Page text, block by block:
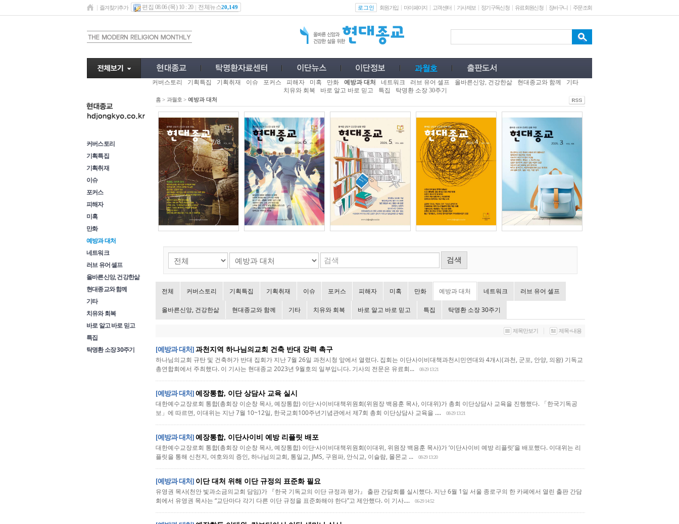
즐겨찾기추가 편집 08.06 (목) 10 : 20 전체뉴스20,149 로그인 회원가입 마이페이지 고객센터 기사제보 정기구독신청 유료회원신청 장바구니 주문조회
커버스토리 기획특집 기획취재 이슈 포커스 피해자 미혹 만화 예방과 대처 네트워크 러브 유어 셀프 올바른신앙, 건강한삶 현대종교와 함께
기타
치유와 회복
바로 알고 바로 믿고 특집 탁명환 소장 30주기
커버스토리
기획특집
기획취재
이슈
포커스
피해자
미혹
만화
예방과 대처
네트워크
러브 유어 셀프
올바른신앙, 건강한삶
현대종교와 함께
기타
치유와 회복
바로 알고 바로 믿고
특집
탁명환 소장 30주기
홈 > 과월호 > 예방과 대처
검색
전체 커버스토리 기획특집 기획취재 이슈 포커스 피해자 미혹 만화 예방과 대처 네트워크 러브 유어 셀프
올바른신앙, 건강한삶 현대종교와 함께 기타 치유와 회복 바로 알고 바로 믿고 특집 탁명환 소장 30주기
제목만보기 제목+내용
[예방과 대처] 과천지역 하나님의교회 건축 반대 강력 촉구
하나님의교회 규탄 및 건축허가 반대 집회가 지난 7월 26일 과천시청 앞에서 열렸다. 집회는 이단사이비대책과천시민연대와 4개시(과천, 군포, 안양, 의왕) 기독교
총연합회에서 주최했다. 이 기사는 현대종교 2023년 9월호의 일부입니다. 기사의 전문은 유료회...
08-29 13:21
[예방과 대처] 예장통합, 이단 상담사 교육 실시
대한예수교장로회 통합(총회장 이순창 목사, 예장통합) 이단·사이비대책위원회(위원장 백용훈 목사, 이대위)가 총회 이단상담사 교육을 진행했다. 「한국기독공
보」에 따르면, 이대위는 지난 7월 10~12일, 한국교회100주년기념관에서 제7회 총회 이단상담사 교육을 ....
08-29 13:21
[예방과 대처] 예장통합, 이단사이비 예방 리플릿 배포
대한예수교장로회 통합(총회장 이순창 목사, 예장통합) 이단·사이비대책위원회(이대위, 위원장 백용훈 목사)가 ‘이단사이비 예방 리플릿’을 배포했다. 이대위는 리
플릿을 통해 신천지, 여호와의 증인, 하나님의교회, 통일교, JMS, 구원파, 안식교, 이슬람, 몰몬교 ...
08-29 13:20
[예방과 대처] 이단 대처 위해 이단 규정의 표준화 필요
유영권 목사(천안 빛과소금의교회 담임)가 『한국 기독교의 이단 규정과 평가』 출판 간담회를 실시했다. 지난 6월 1일 서울 종로구의 한 카페에서 열린 출판 간담
회에서 유영권 목사는 “교단마다 각기 다른 이단 규정을 표준화해야 한다”고 제안했다. 이 기사....
06-29 14:52